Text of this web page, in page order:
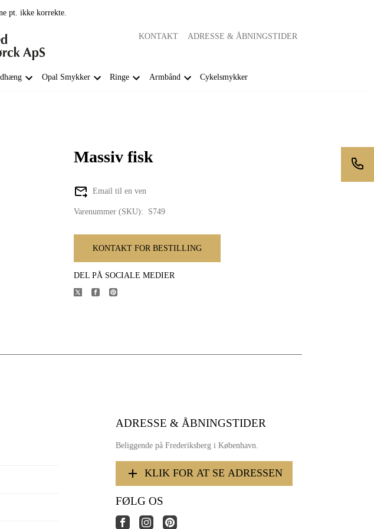
pt. ikke korrekte.
KONTAKT ADRESSE & ÅBNINGSTIDER
Opal Smykker Ringe Armbånd Cykelsmykker
Massiv fisk
Email til en ven
Varenummer (SKU): S749
KONTAKT FOR BESTILLING
DEL PÅ SOCIALE MEDIER
ADRESSE & ÅBNINGSTIDER
Beliggende på Frederiksberg i København.
KLIK FOR AT SE ADRESSEN
FØLG OS